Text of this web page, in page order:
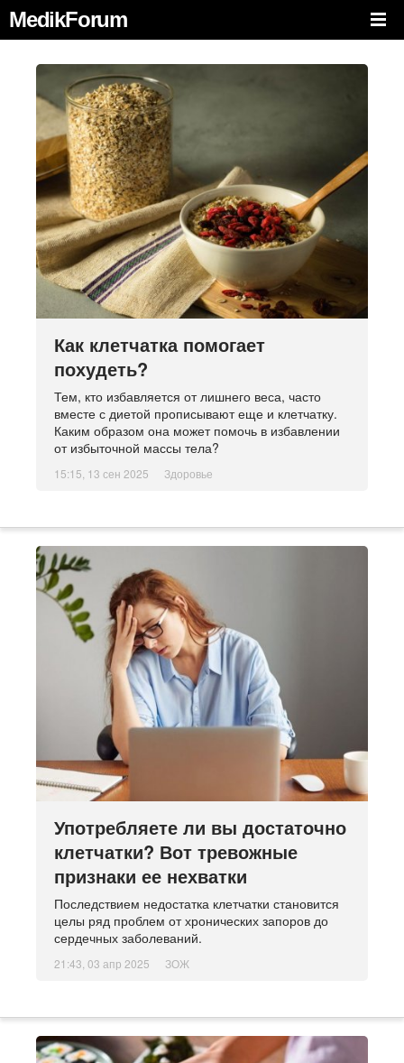
MedikForum
Как клетчатка помогает
похудеть?
Тем, кто избавляется от лишнего веса, часто
вместе с диетой прописывают еще и клетчатку.
Каким образом она может помочь в избавлении
от избыточной массы тела?
15:15, 13 сен 2025 Здоровье
Употребляете ли вы достаточно
клетчатки? Вот тревожные
признаки ее нехватки
Последствием недостатка клетчатки становится
целы ряд проблем от хронических запоров до
сердечных заболеваний.
21:43, 03 апр 2025 ЗОЖ